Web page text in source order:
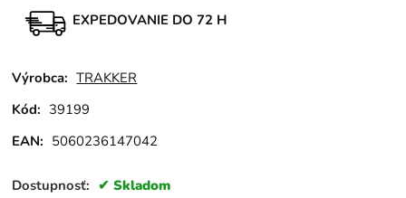
EXPEDOVANIE DO 72 H
Výrobca: TRAKKER
Kód: 39199
EAN: 5060236147042
Dostupnosť: Skladom